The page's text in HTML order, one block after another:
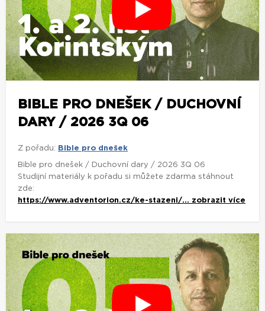
BIBLE PRO DNEŠEK / DUCHOVNÍ
DARY / 2026 3Q 06
Z pořadu: Bible pro dnešek
Bible pro dnešek / Duchovní dary / 2026 3Q 06
Studijní materiály k pořadu si můžete zdarma stáhnout
zde:
https://www.adventorion.cz/ke-stazeni/... zobrazit více